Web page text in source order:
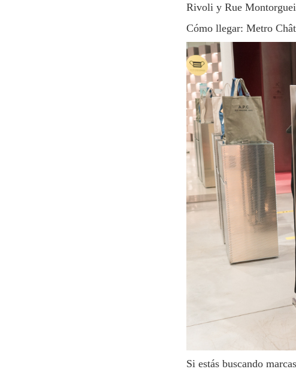
Rivoli y Rue
Cómo llegar: Metro
Si estás buscando marcas de lujo y diseñadores, hay muchas tiendas cerca de los Campos Elíseos y